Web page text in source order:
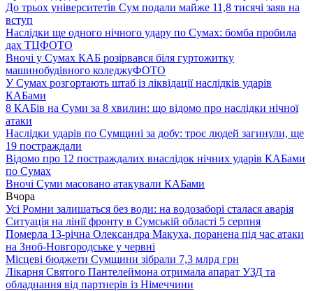
До трьох університетів Сум подали майже 11,8 тисячі заяв на
вступ
Наслідки ще одного нічного удару по Сумах: бомба пробила
дах ТЦФОТО
Вночі у Сумах КАБ розірвався біля гуртожитку
машинобудівного коледжуФОТО
У Сумах розгортають штаб із ліквідації наслідків ударів
КАБами
8 КАБів на Суми за 8 хвилин: що відомо про наслідки нічної
атаки
Наслідки ударів по Сумщині за добу: троє людей загинули, ще
19 постраждали
Відомо про 12 постраждалих внаслідок нічних ударів КАБами
по Сумах
Вночі Суми масовано атакували КАБами
Вчора
Усі Ромни залишаться без води: на водозаборі сталася аварія
Ситуація на лінії фронту в Сумській області 5 серпня
Померла 13-річна Олександра Макуха, поранена під час атаки
на Зноб-Новгородське у червні
Місцеві бюджети Сумщини зібрали 7,3 млрд грн
Лікарня Святого Пантелеймона отримала апарат УЗД та
обладнання від партнерів із Німеччини